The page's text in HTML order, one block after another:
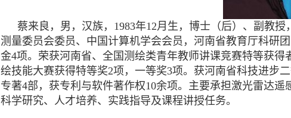
蔡来良，男，汉族， 1983年12月生，博士（后）、副教
测量委员会委员、中国计算机学会会员，河南省教育厅科研
金4项。荣获河南省、全国测绘类青年教师讲课竞赛特等获
绘技能大赛获得特等奖2项，一等奖3项。获河南省科技进步
专著4部，获专利与软件著作权10余项。主要承担激光雷达遥
科学研究、人才培养、实践指导及课程讲授任务。